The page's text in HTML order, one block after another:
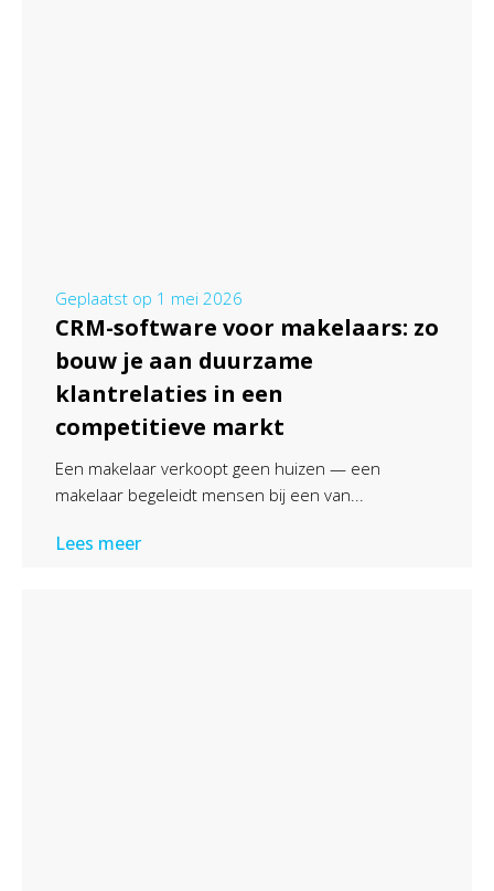
Geplaatst op 1 mei 2026
CRM-software voor makelaars: zo
bouw je aan duurzame
klantrelaties in een
competitieve markt
Een makelaar verkoopt geen huizen — een
makelaar begeleidt mensen bij een van...
Lees meer